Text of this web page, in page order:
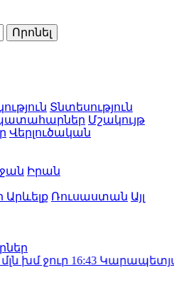
Տնտեսություն
Մշակույթ
Վերլուծական
Իրան
Արևելք Ռուսաստան Այլ
ջուր16:43Կարապետյանի